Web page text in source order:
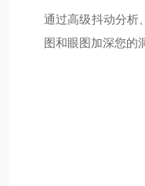
通过高级抖动分析
图和眼图加深您的